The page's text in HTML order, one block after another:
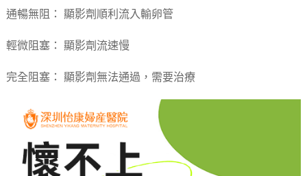
通暢無阻： 顯影劑順利流入輸卵管
輕微阻塞： 顯影劑流速慢
完全阻塞： 顯影劑無法通過，需要治療